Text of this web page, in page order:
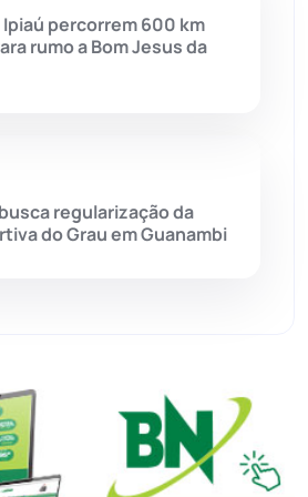
(1530)
(12)
percorrem 600 km
rumo a Bom Jesus da
regularização da
do Grau em Guanambi